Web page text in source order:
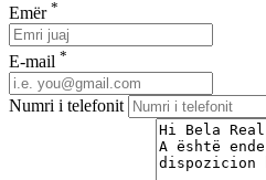
Emër *
E-mail *
Numri i telefonit